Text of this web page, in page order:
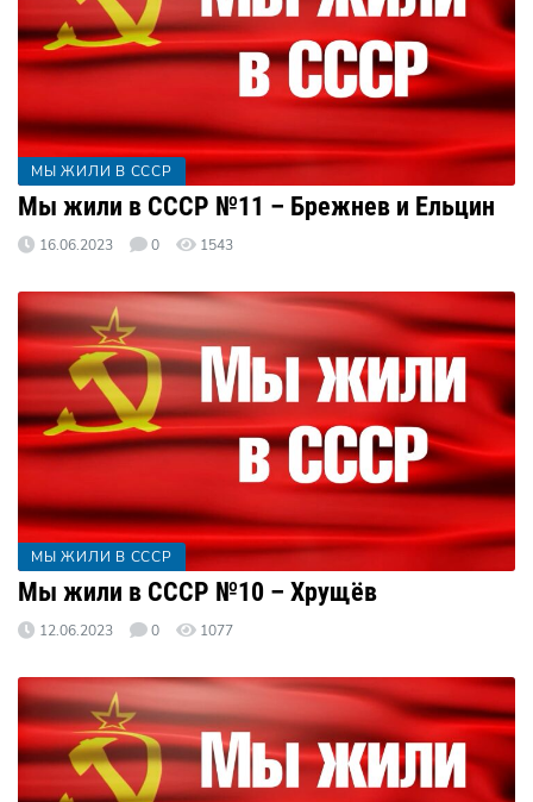
МЫ ЖИЛИ В СССР
Мы жили в СССР №11 – Брежнев и Ельцин
16.06.2023 0 1543
МЫ ЖИЛИ В СССР
Мы жили в СССР №10 – Хрущёв
12.06.2023 0 1077